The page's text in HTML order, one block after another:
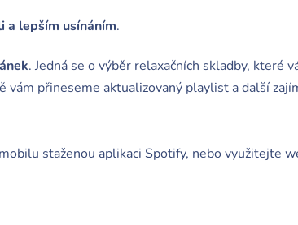
a lepším usínáním.
. Jedná se o výběr relaxačních skladby, které
vám přineseme aktualizovaný playlist a další
staženou aplikaci Spotify, nebo využitejte